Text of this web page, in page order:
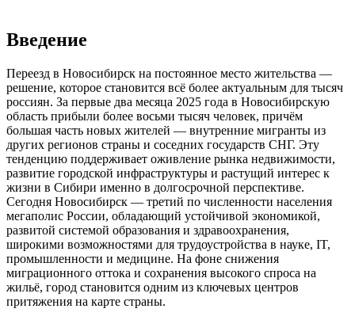
Введение
Переезд в Новосибирск на постоянное место жительства —
решение, которое становится всё более актуальным для тысяч
россиян. За первые два месяца 2025 года в Новосибирскую
область прибыли более восьми тысяч человек, причём
большая часть новых жителей — внутренние мигранты из
других регионов страны и соседних государств СНГ. Эту
тенденцию поддерживает оживление рынка недвижимости,
развитие городской инфраструктуры и растущий интерес к
жизни в Сибири именно в долгосрочной перспективе.
Сегодня Новосибирск — третий по численности населения
мегаполис России, обладающий устойчивой экономикой,
развитой системой образования и здравоохранения,
широкими возможностями для трудоустройства в науке, IT,
промышленности и медицине. На фоне снижения
миграционного оттока и сохранения высокого спроса на
жильё, город становится одним из ключевых центров
притяжения на карте страны.